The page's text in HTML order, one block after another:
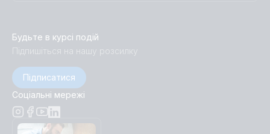
Будьте в курсі подій
Підпишіться на нашу розсилку
Підписатися
Соціальні мережі